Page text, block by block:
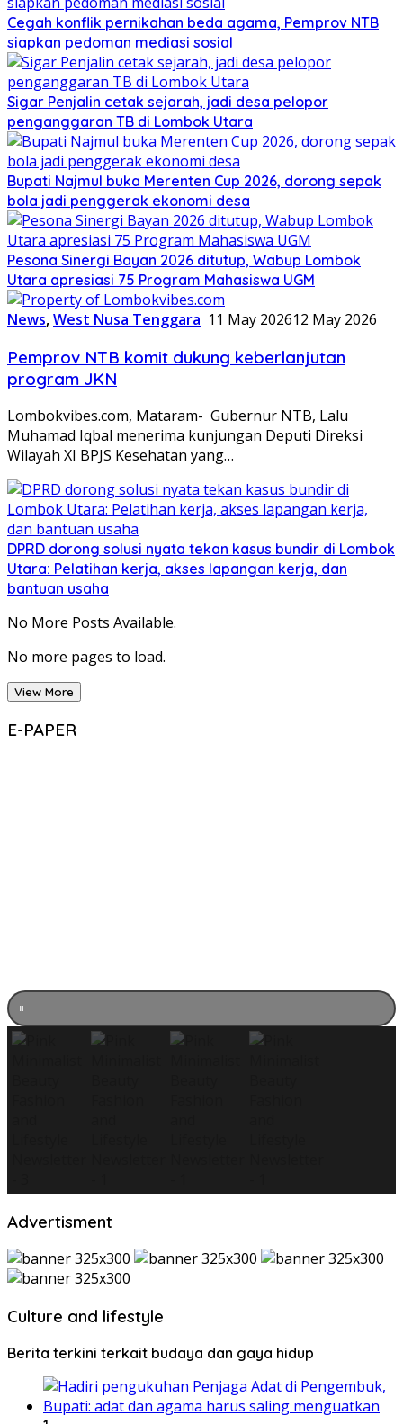
Cegah konflik pernikahan beda agama, Pemprov NTB
siapkan pedoman mediasi sosial
Sigar Penjalin cetak sejarah, jadi desa pelopor
penganggaran TB di Lombok Utara
Bupati Najmul buka Merenten Cup 2026, dorong sepak
bola jadi penggerak ekonomi desa
Pesona Sinergi Bayan 2026 ditutup, Wabup Lombok
Utara apresiasi 75 Program Mahasiswa UGM
News,West Nusa Tenggara 11 May 202612 May 2026
Pemprov NTB komit dukung keberlanjutan
program JKN
Lombokvibes.com, Mataram- Gubernur NTB, Lalu
Muhamad Iqbal menerima kunjungan Deputi Direksi
Wilayah XI BPJS Kesehatan yang…
DPRD dorong solusi nyata tekan kasus bundir di Lombok
Utara: Pelatihan kerja, akses lapangan kerja, dan
bantuan usaha
No More Posts Available.
No more pages to load.
View More
E-PAPER
Advertisment
Culture and lifestyle
Berita terkini terkait budaya dan gaya hidup